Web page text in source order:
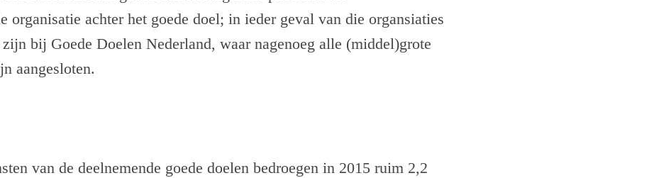
organisatie achter het goede doel; in ieder geval van die organsiaties
bij Goede Doelen Nederland, waar nagenoeg alle (middel)grote
aangesloten.
van de deelnemende goede doelen bedroegen in 2015 ruim 2,2